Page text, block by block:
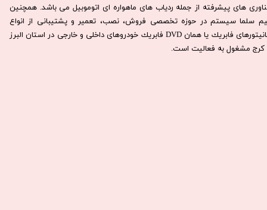
های پیشرفته از جمله ردیاب های ماهواره ای اتوموبیل می باشد. همچنين
سلما سيستم در حوزه تخصصی فروش، نصب، تعمير و پشتيبانی از انواع
مانيتورهای فابريك يا همان DVD فابريك خودروهای داخلی و خارجی در استان البرز
كرج مشغول به فعاليت است.​​​​​​​